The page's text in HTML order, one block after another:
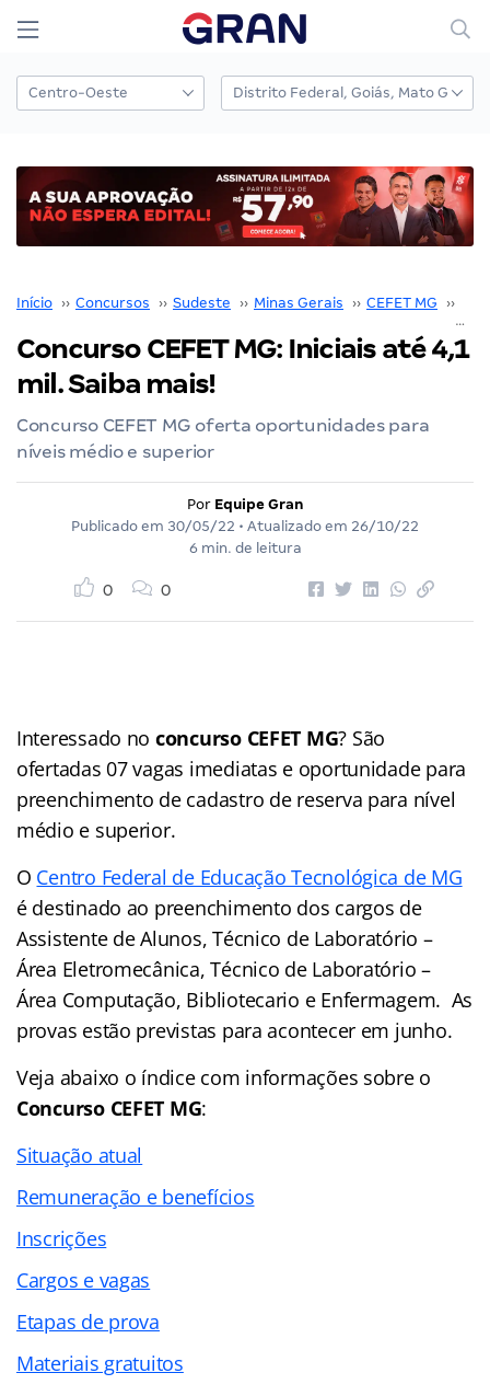
Início ›› Concursos ›› Sudeste ›› Minas Gerais ›› CEFET MG ››
Concurso CEFET MG: Iniciais até 4,1
mil. Saiba mais!
Concurso CEFET MG oferta oportunidades para
níveis médio e superior
Por Equipe Gran
Publicado em 30/05/22 • Atualizado em 26/10/22
6 min. de leitura
0 0
Interessado no concurso CEFET MG? São
ofertadas 07 vagas imediatas e oportunidade para
preenchimento de cadastro de reserva para nível
médio e superior.
O Centro Federal de Educação Tecnológica de MG
é destinado ao preenchimento dos cargos de
Assistente de Alunos, Técnico de Laboratório –
Área Eletromecânica, Técnico de Laboratório –
Área Computação, Bibliotecario e Enfermagem. As
provas estão previstas para acontecer em junho.
Veja abaixo o índicecom informações sobre o
Concurso CEFET MG:
Situação atual
Remuneração e benefícios
Inscrições
Cargos e vagas
Etapas de prova
Materiais gratuitos